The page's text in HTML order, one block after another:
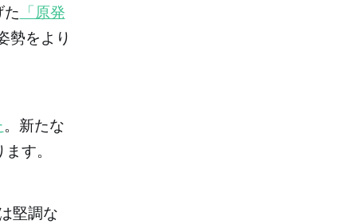
「原発
勢をより
。新たな
す。
堅調な